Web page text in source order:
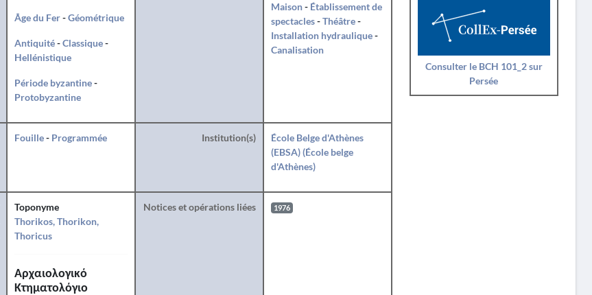
Âge du Fer-Géométrique
Antiquité-Classique-
Hellénistique
Période byzantine-
Protobyzantine
Maison- Établissement de
spectacles-Théâtre-
Installation hydraulique-
Canalisation
Fouille- Programmée Institution(s)
École Belge d'Athènes
(EBSA) (École belge
d'Athènes)
Toponyme
Thorikos, Thorikon,
Thoricus
Αρχαιολογικό
Κτηματολόγιο
Notices et opérations liées 1976
Consulter le BCH 101_2 sur
Persée